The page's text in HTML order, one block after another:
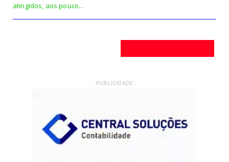
atingidos, aos pouco...
- PUBLICIDADE -